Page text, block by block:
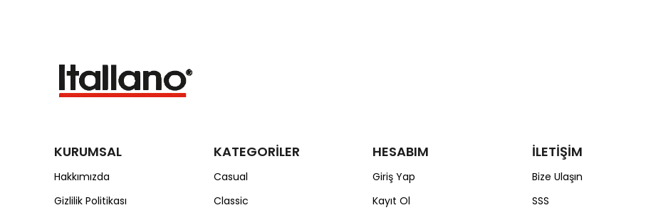
KURUMSAL
Hakkımızda
Gizlilik Politikası
KATEGORİLER
Casual
Classic
HESABIM
Giriş Yap
Kayıt Ol
İLETİŞİM
Bize Ulaşın
SSS